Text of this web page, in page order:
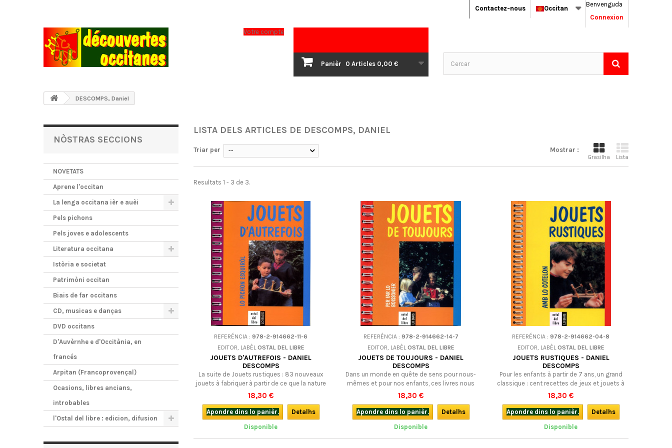
Benvenguda
Connexion
Occitan
Contactez-nous
Panièr 0 Articles 0,00 €
Votre compte
DESCOMPS, Daniel
NÒSTRAS SECCIONS
NOVETATS
Aprene l'occitan
La lenga occitana ièr e auèi
Pels pichons
Pels joves e adolescents
Literatura occitana
Istòria e societat
Patrimòni occitan
Biais de far occitans
CD, musicas e danças
DVD occitans
D'Auvèrnhe e d'Occitània, en
francés
Arpitan (Francoprovençal)
Ocasions, libres ancians,
introbables
l'Ostal del libre : edicion, difusion
LISTA DELS ARTICLES DE DESCOMPS, DANIEL
Mostrar :
Grasilha Lista
Triar per --
Resultats 1 - 3 de 3.
REFERÉNCIA :978-2-914662-11-6
EDITOR, LABÈLOSTAL DEL LIBRE
JOUETS D'AUTREFOIS - DANIEL
DESCOMPS
La suite de Jouets rustiques : 83 nouveaux
jouets à fabriquer à partir de ce que la nature
nous offre au fil des saisons et de quelques
matériaux de récupération. Un régal à partager
en famille à partir de 7 ans !Bilingue.
18,30 €
Apondre dins lo panièr.
Detalhs
Disponible
REFERÉNCIA : 978-2-914662-14-7
EDITOR, LABÈLOSTAL DEL LIBRE
JOUETS DE TOUJOURS - DANIEL
DESCOMPS
Dans un monde en quête de sens pour nous-
mêmes et pour nos enfants, ces livres nous
aident à leur manière : ils nous dévoilent les
traces d’une humanité très ancienne, celle qui
conçut ces jouets de toujours...Pour tous les
jeunes, grands-parents compris, quatre-vint
six nouveaux jouets à fabriquer soi-même et
en famille, avec trois fois rien... et de...
18,30 €
Apondre dins lo panièr.
Detalhs
Disponible
REFERÉNCIA :978-2-914662-04-8
EDITOR, LABÈLOSTAL DEL LIBRE
JOUETS RUSTIQUES - DANIEL
DESCOMPS
Pour les enfants à partir de 7 ans, un grand
classique : cent recettes de jeux et jouets à
réaliser soi-même et en famille avec tous les
trésors de la nature et un simple Opinel. Un
livre inventif, simple et éducatif.Bilingue. Du
même auteur, voir aussi Jouets d'autrefois et
Jouets de toujours
18,30 €
Apondre dins lo panièr.
Detalhs
Disponible